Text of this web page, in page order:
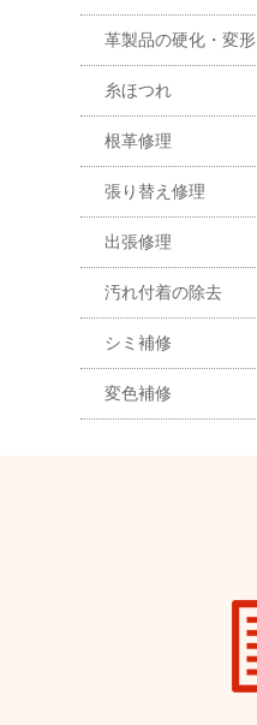
革製品の硬化・変形
糸ほつれ
根革修理
張り替え修理
出張修理
汚れ付着の除去
シミ補修
変色補修